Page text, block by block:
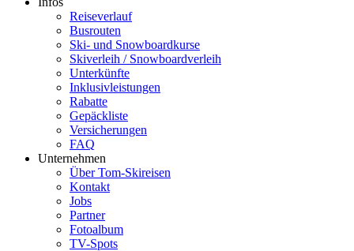
Reiseverlauf
Busrouten
Ski- und Snowboardkurse
Skiverleih / Snowboardverleih
Unterkünfte
Inklusivleistungen
Rabatte
Gepäckliste
Versicherungen
FAQ
Unternehmen
Über Tom-Skireisen
Kontakt
Jobs
Partner
Fotoalbum
TV-Spots